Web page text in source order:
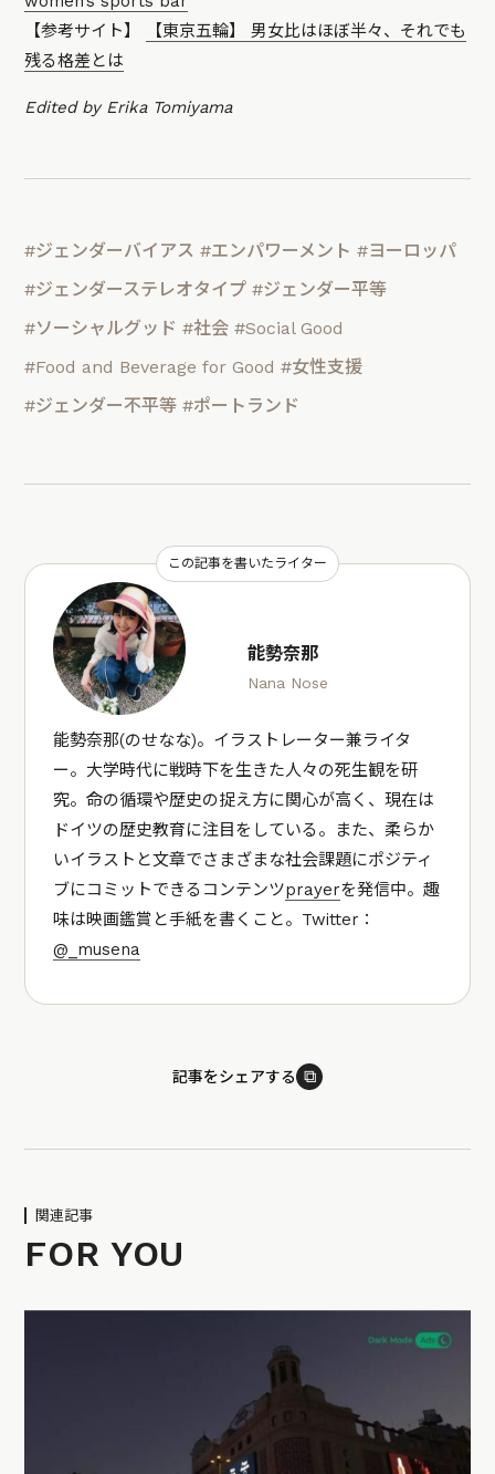
【参考サイト】
【東京五輪】 男女比はほぼ半々、それでも
残る格差とは
Edited by Erika Tomiyama
#ジェンダーバイアス #エンパワーメント #ヨーロッパ
#ジェンダーステレオタイプ #ジェンダー平等
#ソーシャルグッド #社会 #Social Good
#Food and Beverage for Good #女性支援
#ジェンダー不平等 #ポートランド
この記事を書いたライター
能勢奈那
Nana Nose
能勢奈那(のせなな)。イラストレーター兼ライタ
ー。大学時代に戦時下を生きた人々の死生観を研
究。命の循環や歴史の捉え方に関心が高く、現在は
ドイツの歴史教育に注目をしている。また、柔らか
いイラストと文章でさまざまな社会課題にポジティ
ブにコミットできるコンテンツprayerを発信中。趣
味は映画鑑賞と手紙を書くこと。Twitter：
@_musena
記事をシェアする ⧉
関連記事
FOR YOU